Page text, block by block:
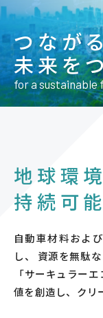
つなが
未来を
for a sustainable
地球環
持続可
自動車材料およ
し、
資源を無駄
「サーキュラー
値を創造し、クリ